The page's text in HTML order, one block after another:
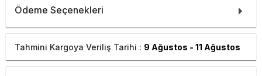
Ödeme Seçenekleri
Tahmini Kargoya Veriliş Tarihi : 9 Ağustos - 11 Ağustos